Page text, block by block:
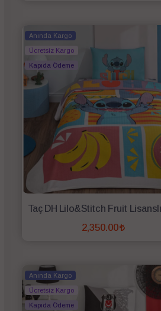
Anında Kargo
Ücretsiz Kargo
Kapıda Ödeme
2,350.00
Anında Kargo
Ücretsiz Kargo
Kapıda Ödeme